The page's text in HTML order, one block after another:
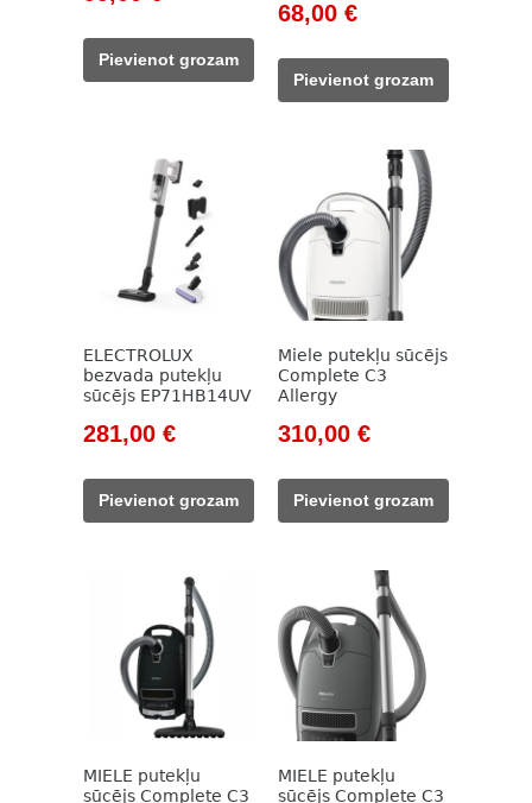
was:
785,00 €.
Pievienot grozam
Original
was:
98,00 €.
68,00 €Current
Pievienot grozam
ELECTROLUX
bezvada putekļu
sūcējs EP71HB14UV
Original
was:
537,00 €.
281,00 €Current
281,00 €.
Pievienot grozam
Miele putekļu sūcējs
Complete C3
Allergy
Original
was:
369,00 €.
310,00 €Current
310,00 €.
Pievienot grozam
MIELE putekļu
sūcējs Complete C3
MIELE putekļu
sūcējs Complete C3